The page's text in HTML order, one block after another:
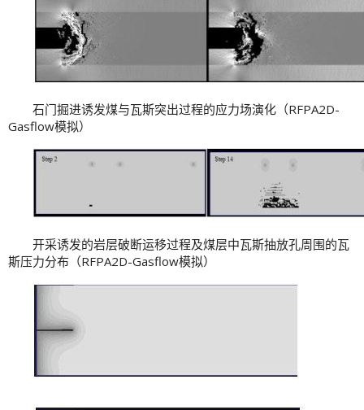
石门掘进诱发煤与瓦斯突出过程的应力场演化（RFPA2D-
Gasflow模拟）
开采诱发的岩层破断运移过程及煤层中瓦斯抽放孔周围的瓦
斯压力分布（RFPA2D-Gasflow模拟）